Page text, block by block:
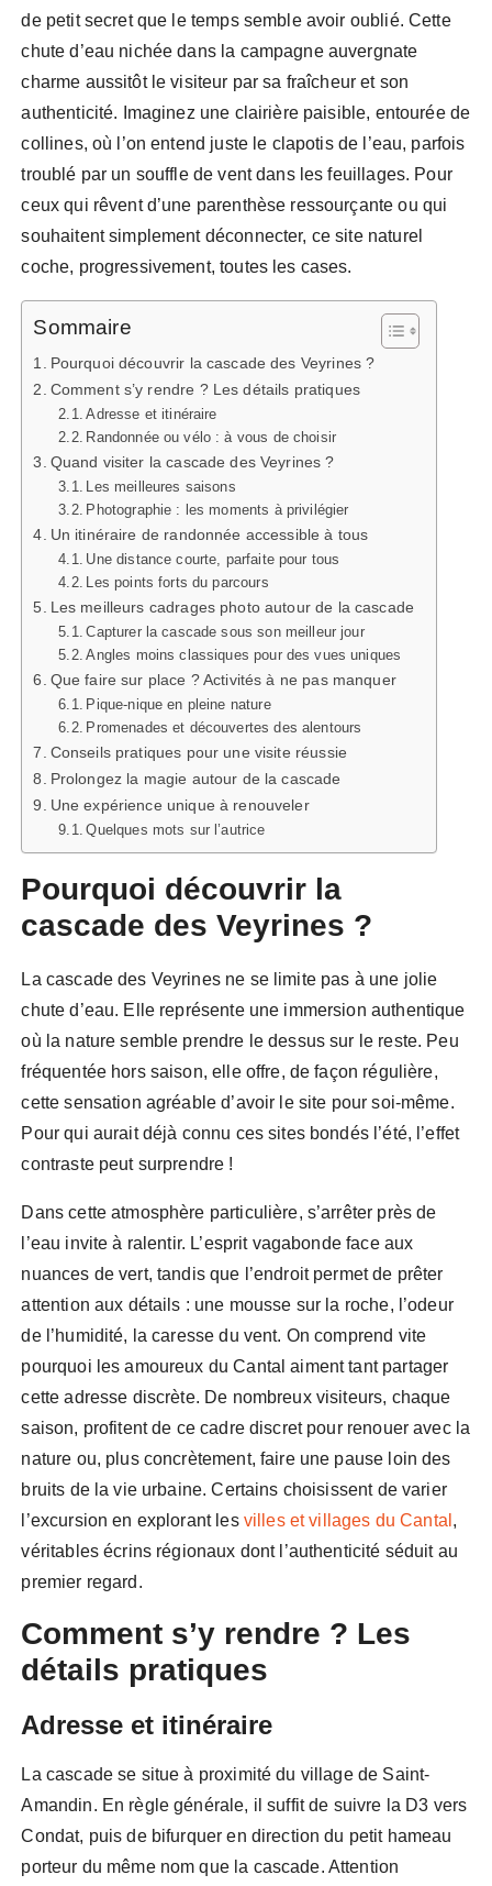
de petit secret que le temps semble avoir oublié. Cette
chute d’eau nichée dans la campagne auvergnate
charme aussitôt le visiteur par sa fraîcheur et son
authenticité. Imaginez une clairière paisible, entourée de
collines, où l’on entend juste le clapotis de l’eau, parfois
troublé par un souffle de vent dans les feuillages. Pour
ceux qui rêvent d’une parenthèse ressourçante ou qui
souhaitent simplement déconnecter, ce site naturel
coche, progressivement, toutes les cases.
Sommaire
Pourquoi découvrir la cascade des Veyrines ?
Comment s’y rendre ? Les détails pratiques
Adresse et itinéraire
Randonnée ou vélo : à vous de choisir
Quand visiter la cascade des Veyrines ?
Les meilleures saisons
Photographie : les moments à privilégier
Un itinéraire de randonnée accessible à tous
Une distance courte, parfaite pour tous
Les points forts du parcours
Les meilleurs cadrages photo autour de la cascade
Capturer la cascade sous son meilleur jour
Angles moins classiques pour des vues uniques
Que faire sur place ? Activités à ne pas manquer
Pique-nique en pleine nature
Promenades et découvertes des alentours
Conseils pratiques pour une visite réussie
Prolongez la magie autour de la cascade
Une expérience unique à renouveler
Quelques mots sur l’autrice
Pourquoi découvrir la
cascade des Veyrines ?
La cascade des Veyrines ne se limite pas à une jolie
chute d’eau. Elle représente une immersion authentique
où la nature semble prendre le dessus sur le reste. Peu
fréquentée hors saison, elle offre, de façon régulière,
cette sensation agréable d’avoir le site pour soi-même.
Pour qui aurait déjà connu ces sites bondés l’été, l’effet
contraste peut surprendre !
Dans cette atmosphère particulière, s’arrêter près de
l’eau invite à ralentir. L’esprit vagabonde face aux
nuances de vert, tandis que l’endroit permet de prêter
attention aux détails : une mousse sur la roche, l’odeur
de l’humidité, la caresse du vent. On comprend vite
pourquoi les amoureux du Cantal aiment tant partager
cette adresse discrète. De nombreux visiteurs, chaque
saison, profitent de ce cadre discret pour renouer avec la
nature ou, plus concrètement, faire une pause loin des
bruits de la vie urbaine. Certains choisissent de varier
l’excursion en explorant les villes et villages du Cantal ,
véritables écrins régionaux dont l’authenticité séduit au
premier regard.
Comment s’y rendre ? Les
détails pratiques
Adresse et itinéraire
La cascade se situe à proximité du village de Saint-
Amandin. En règle générale, il suffit de suivre la D3 vers
Condat, puis de bifurquer en direction du petit hameau
porteur du même nom que la cascade. Attention